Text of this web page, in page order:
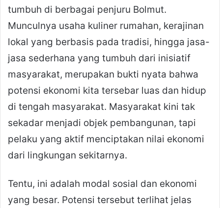
tumbuh di berbagai penjuru Bolmut.
Munculnya usaha kuliner rumahan, kerajinan
lokal yang berbasis pada tradisi, hingga jasa-
jasa sederhana yang tumbuh dari inisiatif
masyarakat, merupakan bukti nyata bahwa
potensi ekonomi kita tersebar luas dan hidup
di tengah masyarakat. Masyarakat kini tak
sekadar menjadi objek pembangunan, tapi
pelaku yang aktif menciptakan nilai ekonomi
dari lingkungan sekitarnya.
Tentu, ini adalah modal sosial dan ekonomi
yang besar. Potensi tersebut terlihat jelas